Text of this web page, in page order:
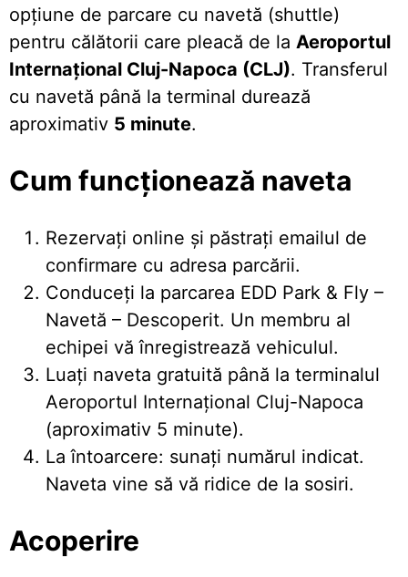
opțiune de parcare cu navetă (shuttle)
pentru călătorii care pleacă de la Aeroportul
Internațional Cluj-Napoca (CLJ). Transferul
cu navetă până la terminal durează
aproximativ 5 minute.
Cum funcționează naveta
Rezervați online și păstrați emailul de
confirmare cu adresa parcării.
Conduceți la parcarea EDD Park & Fly –
Navetă – Descoperit. Un membru al
echipei vă înregistrează vehiculul.
Luați naveta gratuită până la terminalul
Aeroportul Internațional Cluj-Napoca
(aproximativ 5 minute).
La întoarcere: sunați numărul indicat.
Naveta vine să vă ridice de la sosiri.
Acoperire